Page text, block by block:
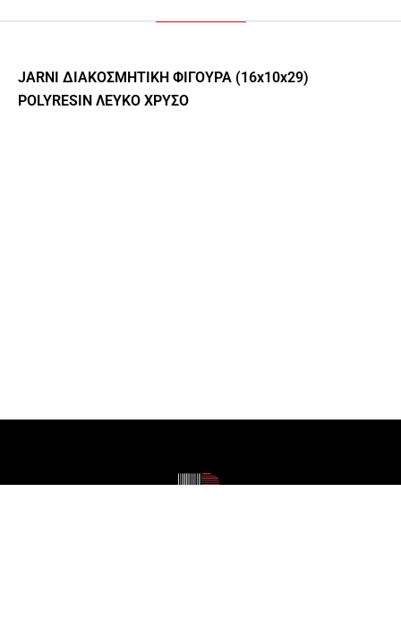
JARNI ΔΙΑΚΟΣΜΗΤΙΚΗ ΦΙΓΟΥΡΑ (16x10x29)
POLYRESIN ΛΕΥΚΟ ΧΡΥΣΟ